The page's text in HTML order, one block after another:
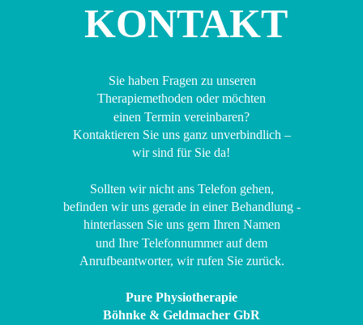
KONTAKT
Sie haben Fragen zu unseren
Therapiemethoden oder möchten
einen Termin vereinbaren?
Kontaktieren Sie uns ganz unverbindlich –
wir sind für Sie da!
Sollten wir nicht ans Telefon gehen,
befinden wir uns gerade in einer Behandlung -
hinterlassen Sie uns gern Ihren Namen
und Ihre Telefonnummer auf dem
Anrufbeantworter, wir rufen Sie zurück.
Pure Physiotherapie
Böhnke & Geldmacher GbR